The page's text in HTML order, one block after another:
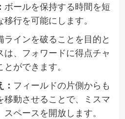
ボールを保持する時間を短
行を可能にします。
ラインを破ることを目的と
は、フォワードに得点チャ
ができます。
フィールドの片側からも
移動させることで、ミスマ
ペースを開放します。